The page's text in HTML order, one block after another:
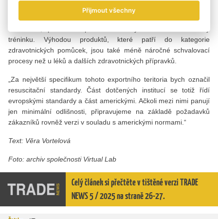
faktorů. Kompatibilitu figurín různých výrobců a jejich různé
velikosti (pro dospělé, juniory i batolata, což je u CPR unikátní) se
tréninku. Výhodou produktů, které patří do kategorie
zdravotnických pomůcek, jsou také méně náročné schvalovací
procesy než u léků a dalších zdravotnických přípravků.
„Za největší specifikum tohoto exportního teritoria bych označil
resuscitační standardy. Část dotčených institucí se totiž řídí
evropskými standardy a část americkými. Ačkoli mezi nimi panují
jen minimální odlišnosti, připravujeme na základě požadavků
zákazníků rovněž verzi v souladu s americkými normami.“
Text: Věra Vortelová
Foto: archiv společnosti Virtual Lab
Celý článek si přečtěte v tištěné verzi TRADE
NEWS 5 / 2025 na straně 26-27.
Přijmout všechny